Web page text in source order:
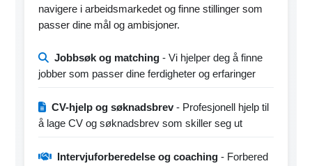
navigere i arbeidsmarkedet og finne stillinger som
passer dine mål og ambisjoner.
Jobbsøk og matching - Vi hjelper deg å finne
jobber som passer dine ferdigheter og erfaringer
CV-hjelp og søknadsbrev- Profesjonell hjelp til
å lage CV og søknadsbrev som skiller seg ut
Intervjuforberedelse og coaching - Forbered